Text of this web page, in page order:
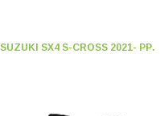
SUZUKI SX4 S-CROSS 2021- РР.